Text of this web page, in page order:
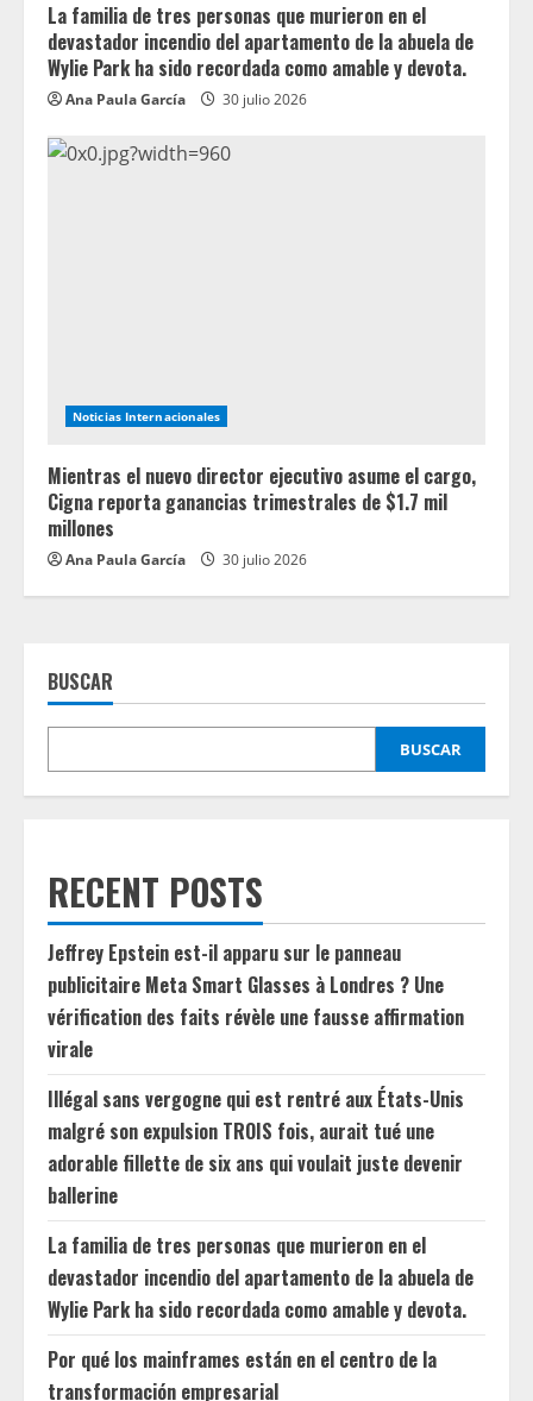
La familia de tres personas que murieron en el
devastador incendio del apartamento de la abuela de
Wylie Park ha sido recordada como amable y devota.
Ana Paula García 30 julio 2026
Noticias Internacionales
Mientras el nuevo director ejecutivo asume el cargo,
Cigna reporta ganancias trimestrales de $1.7 mil
millones
Ana Paula García 30 julio 2026
BUSCAR
BUSCAR
RECENT POSTS
Jeffrey Epstein est-il apparu sur le panneau
publicitaire Meta Smart Glasses à Londres ? Une
vérification des faits révèle une fausse affirmation
virale
Illégal sans vergogne qui est rentré aux États-Unis
malgré son expulsion TROIS fois, aurait tué une
adorable fillette de six ans qui voulait juste devenir
ballerine
La familia de tres personas que murieron en el
devastador incendio del apartamento de la abuela de
Wylie Park ha sido recordada como amable y devota.
Por qué los mainframes están en el centro de la
transformación empresarial